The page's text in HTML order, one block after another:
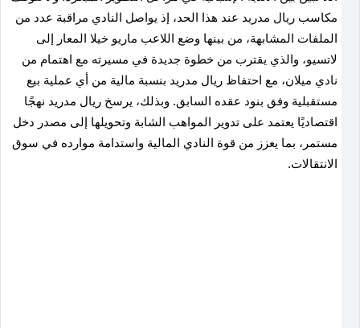
مكاسب ريال مدريد عند هذا الحد، إذ يواصل النادي مراقبة عدد من
الملفات المشابهة، من بينها وضع اللاعب ماريو خيلا المعار إلى
لاتسيو، والذي يقترب من خطوة جديدة في مسيرته مع اهتمام من
نادي ميلان، مع احتفاظ ريال مدريد بنسبة مالية من أي عملية بيع
مستقبلية وفق بنود عقده السابق. وبذلك، يرسخ ريال مدريد نهجًا
اقتصاديًا يعتمد على تدوير المواهب الشابة وتحويلها إلى مصدر دخل
مستمر، بما يعزز من قوة النادي المالية واستدامة موارده في سوق
الانتقالات.